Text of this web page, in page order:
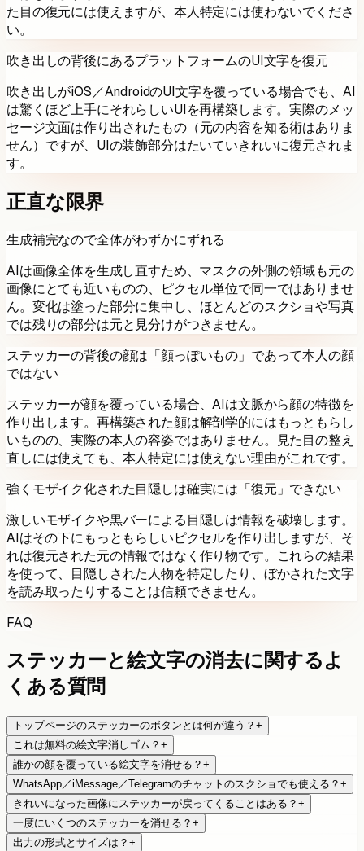
た目の復元には使えますが、本人特定には使わないでくださ
い。
吹き出しの背後にあるプラットフォームのUI文字を復元
吹き出しがiOS／AndroidのUI文字を覆っている場合でも、AI
は驚くほど上手にそれらしいUIを再構築します。実際のメッ
セージ文面は作り出されたもの（元の内容を知る術はありま
せん）ですが、UIの装飾部分はたいていきれいに復元されま
す。
正直な限界
生成補完なので全体がわずかにずれる
AIは画像全体を生成し直すため、マスクの外側の領域も元の
画像にとても近いものの、ピクセル単位で同一ではありませ
ん。変化は塗った部分に集中し、ほとんどのスクショや写真
では残りの部分は元と見分けがつきません。
ステッカーの背後の顔は「顔っぽいもの」であって本人の顔
ではない
ステッカーが顔を覆っている場合、AIは文脈から顔の特徴を
作り出します。再構築された顔は解剖学的にはもっともらし
いものの、実際の本人の容姿ではありません。見た目の整え
直しには使えても、本人特定には使えない理由がこれです。
強くモザイク化された目隠しは確実には「復元」できない
激しいモザイクや黒バーによる目隠しは情報を破壊します。
AIはその下にもっともらしいピクセルを作り出しますが、そ
れは復元された元の情報ではなく作り物です。これらの結果
を使って、目隠しされた人物を特定したり、ぼかされた文字
を読み取ったりすることは信頼できません。
FAQ
ステッカーと絵文字の消去に関するよ
くある質問
トップページのステッカーのボタンとは何が違う？ +
これは無料の絵文字消しゴム？ +
誰かの顔を覆っている絵文字を消せる？ +
WhatsApp／iMessage／Telegramのチャットのスクショでも使える？ +
きれいになった画像にステッカーが戻ってくることはある？ +
一度にいくつのステッカーを消せる？ +
出力の形式とサイズは？ +